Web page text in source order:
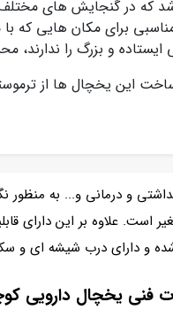
برای مکان هایی که
ایستاده و بزرگ را
این یخچال ها از
و درمانی و... به منظور
تعداد آن ها متغیر است. علاوه
و دارای درب شیشه ای و
فنی یخچال دارویی